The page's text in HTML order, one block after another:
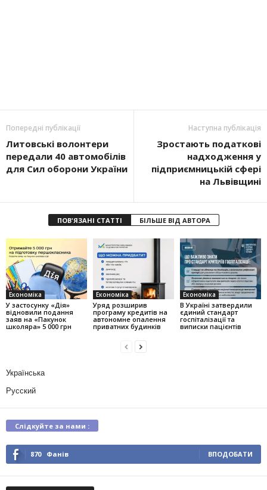
Попередні публікації
Литовські волонтери
передали 40 автомобілів
для Сил оборони України
Наступна публікація
Зростають податкові
надходження у
підприємницькій сфері
на Львівщині
ПОВ'ЯЗАНІ СТАТТІ БІЛЬШЕ ВІД АВТОРА
Економіка
У застосунку «Дія»
відновили подання
заяв на «Пакунок
школяра» 5 000 грн
Економіка
Уряд розширив
програму кредитів на
автономне опалення
приватних будинків
Економіка
В Україні затвердили
єдиний стандарт
госпіталізації та
виписки пацієнтів
Українська
Русский
Слідкуйте за нами :
870 Фанів ВПОДОБАТИ